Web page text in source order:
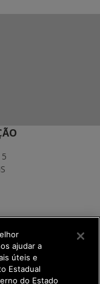
ajudar a
úteis e
Estadual
do Estado